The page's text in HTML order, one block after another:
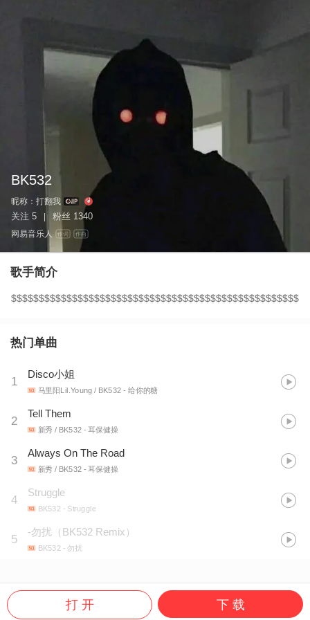
BK532
昵称： 打翻我
关注 5 粉丝 1340
网易音乐人 作词 作曲
歌手简介
热门单曲
1
Disco小姐
马里阳Lil.Young / BK532 - 给你的糖
2
Tell Them
新秀 / BK532 - 耳保健操
3
Always On The Road
新秀 / BK532 - 耳保健操
4
Struggle
BK532 - Struggle
5
-勿扰（BK532 Remix）
BK532 - 勿扰
打 开 下 载